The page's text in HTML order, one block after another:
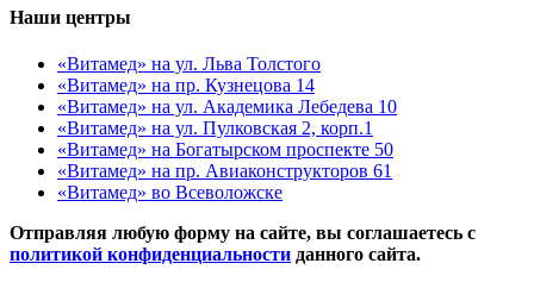
Наши центры
«Витамед» на ул. Льва Толстого
«Витамед» на пр. Кузнецова 14
«Витамед» на ул. Академика Лебедева 10
«Витамед» на ул. Пулковская 2, корп.1
«Витамед» на Богатырском проспекте 50
«Витамед» на пр. Авиаконструкторов 61
«Витамед» во Всеволожске
Отправляя любую форму на сайте, вы соглашаетесь с
политикой конфиденциальности данного сайта.